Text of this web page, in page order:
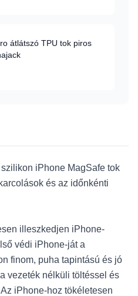
átlátszó TPU tok piros
iPhone MagSafe tok
és az időnkénti
illeszkedjen iPhone-
védi iPhone-ját a
finom, puha tapintású és jó
vezeték nélküli töltéssel és
iPhone-hoz tökéletesen